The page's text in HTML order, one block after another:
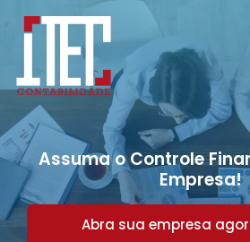
Assuma o Controle
Empresa!
Abra sua empresa